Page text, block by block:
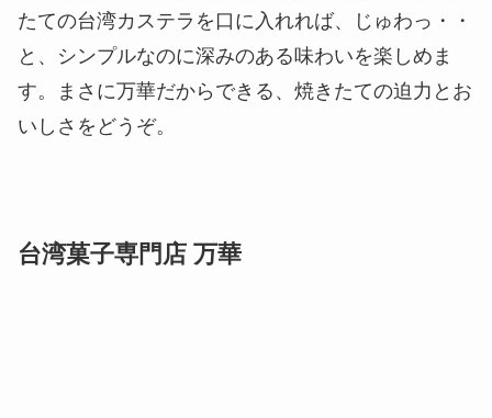
たての台湾カステラを口に入れれば、じゅわっ・・
と、シンプルなのに深みのある味わいを楽しめま
す。まさに万華だからできる、焼きたての迫力とお
いしさをどうぞ。
台湾菓子専門店 万華